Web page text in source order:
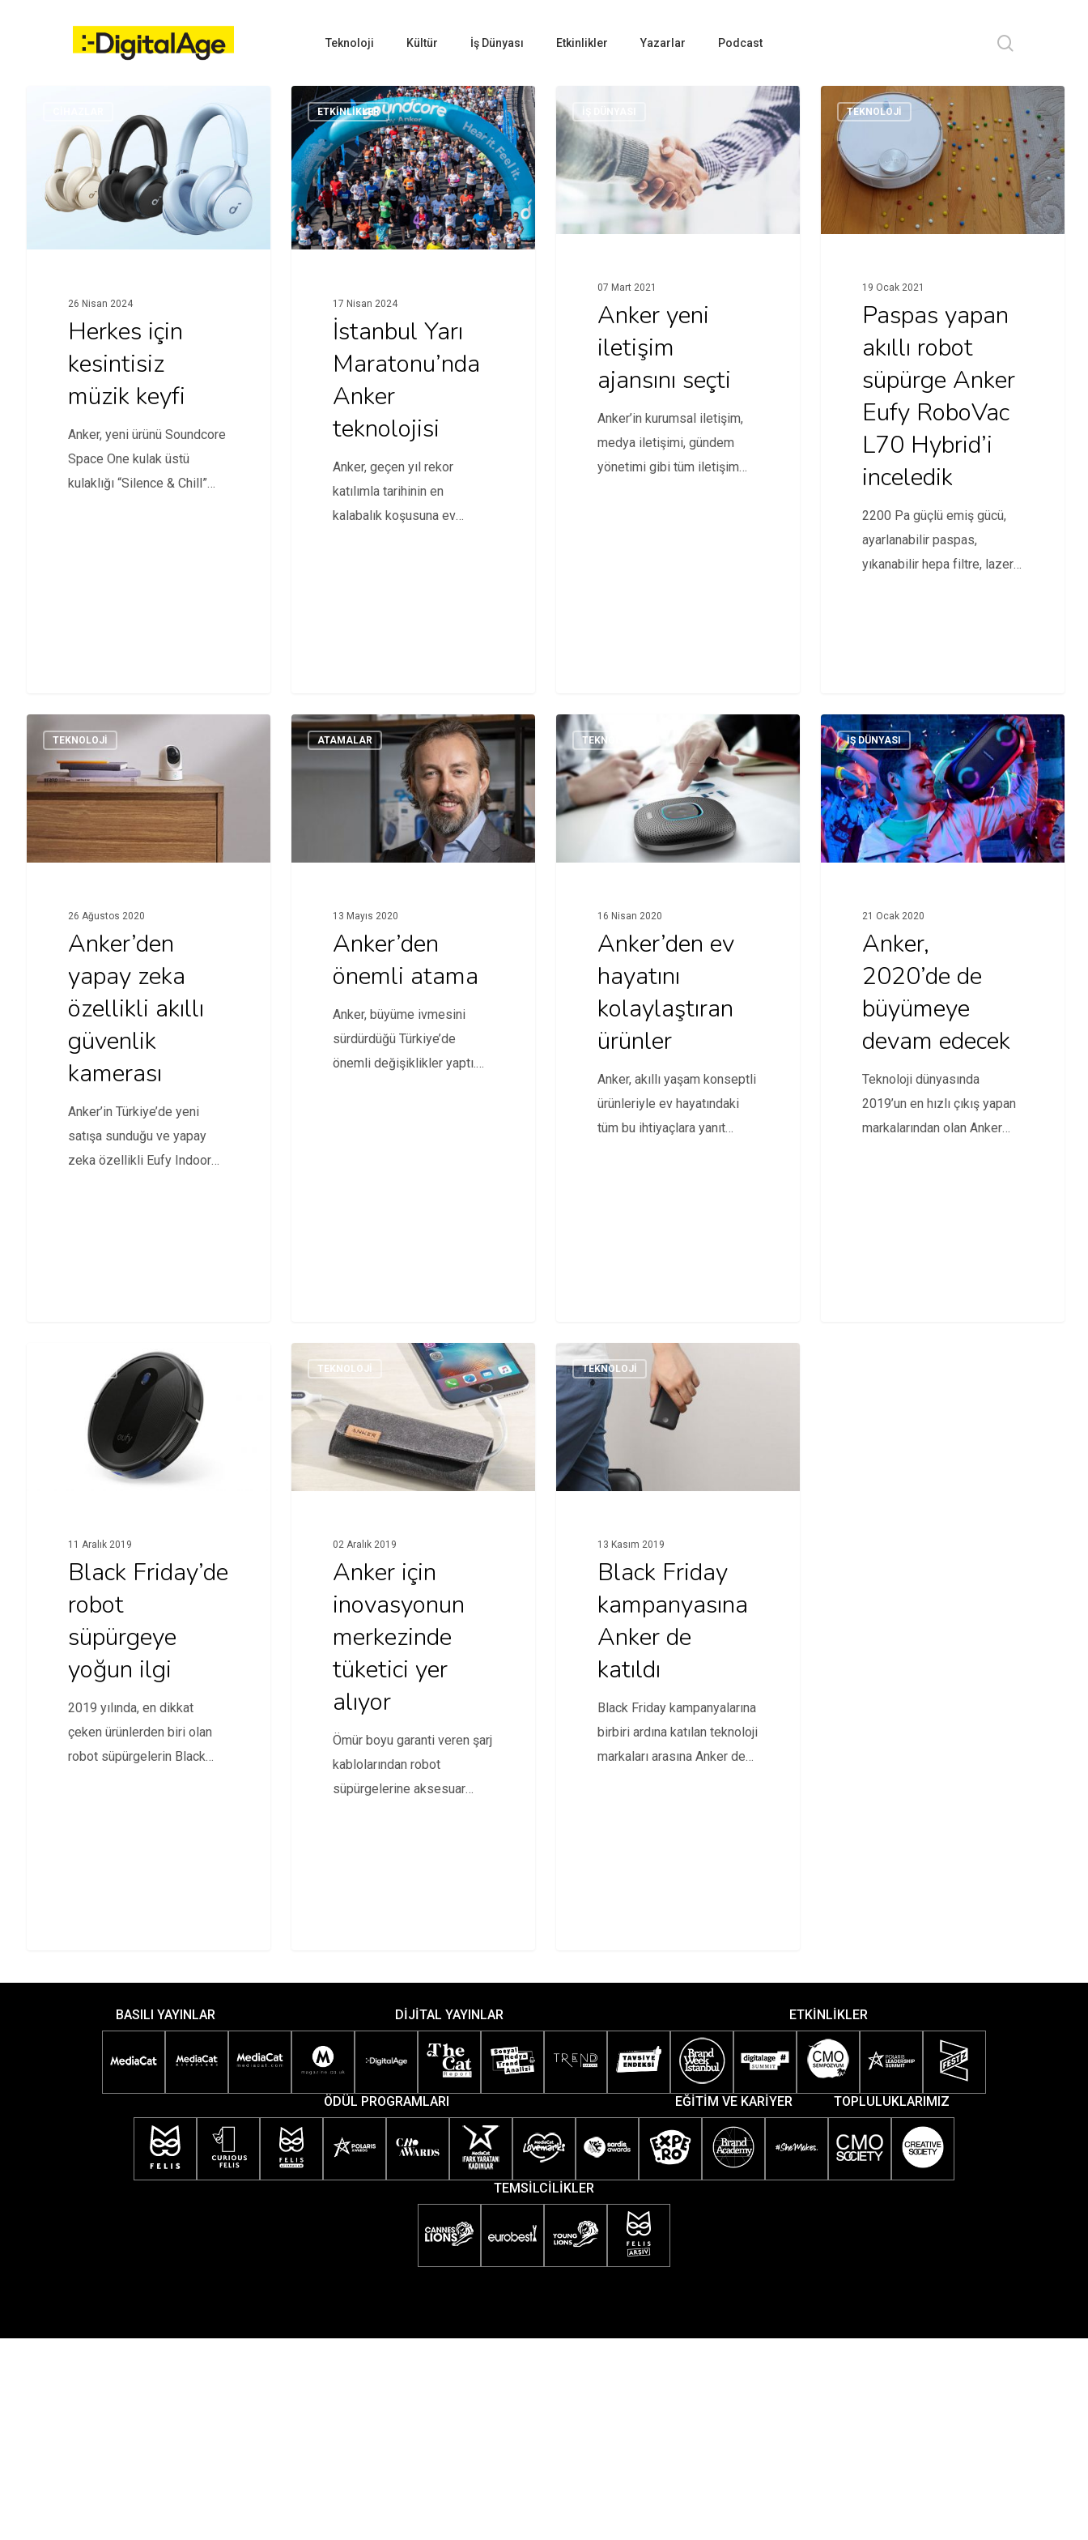
Hit enter to search or ESC to close
Teknoloji Kültür İş Dünyası Etkinlikler Yazarlar Podcast
26 Nisan 2024
Herkes için
kesintisiz
müzik keyfi
Anker, yeni ürünü Soundcore
Space One kulak üstü
kulaklığı “Silence & Chill”
ETKINLIKLER
17 Nisan 2024
İstanbul Yarı
Maratonu’nda
Anker
teknolojisi
Anker, geçen yıl rekor
katılımla tarihinin en
kalabalık koşusuna ev
İŞ DÜNYASI
07 Mart 2021
Anker yeni
iletişim
ajansını seçti
Anker’in kurumsal iletişim,
medya iletişimi, gündem
yönetimi gibi tüm iletişim
TEKNOLOJI
19 Ocak 2021
Paspas yapan
akıllı robot
süpürge Anker
Eufy RoboVac
L70 Hybrid’i
inceledik
2200 Pa güçlü emiş gücü,
ayarlanabilir paspas,
yıkanabilir hepa filtre, lazer
TEKNOLOJI
26 Ağustos 2020
Anker’den
yapay zeka
özellikli akıllı
güvenlik
kamerası
Anker’in Türkiye’de yeni
satışa sunduğu ve yapay
zeka özellikli Eufy Indoor
ATAMALAR
13 Mayıs 2020
Anker’den
önemli atama
Anker, büyüme ivmesini
sürdürdüğü Türkiye’de
önemli değişiklikler yaptı.
TEKNOLOJI
16 Nisan 2020
Anker’den ev
hayatını
kolaylaştıran
ürünler
Anker, akıllı yaşam konseptli
ürünleriyle ev hayatındaki
tüm bu ihtiyaçlara yanıt
İŞ DÜNYASI
21 Ocak 2020
Anker,
2020’de de
büyümeye
devam edecek
Teknoloji dünyasında
2019’un en hızlı çıkış yapan
markalarından olan Anker
11 Aralık 2019
Black Friday’de
robot
süpürgeye
yoğun ilgi
2019 yılında, en dikkat
çeken ürünlerden biri olan
robot süpürgelerin Black
TEKNOLOJI
02 Aralık 2019
Anker için
inovasyonun
merkezinde
tüketici yer
alıyor
Ömür boyu garanti veren şarj
kablolarından robot
süpürgelerine aksesuar
TEKNOLOJI
13 Kasım 2019
Black Friday
kampanyasına
Anker de
katıldı
Black Friday kampanyalarına
birbiri ardına katılan teknoloji
markaları arasına Anker de
BASILI YAYINLAR DİJİTAL YAYINLAR ETKİNLİKLER
ÖDÜL PROGRAMLARI EĞİTİM VE KARİYER TOPLULUKLARIMIZ
TEMSİLCİLİKLER